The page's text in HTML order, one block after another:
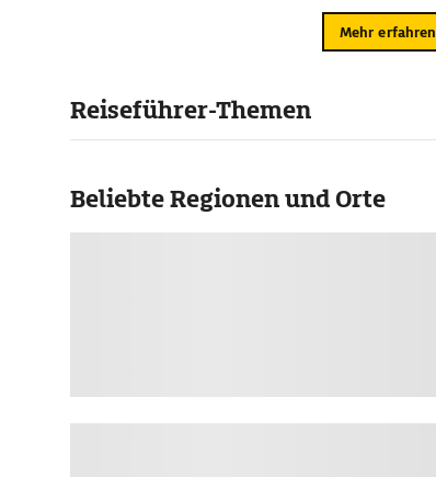
Mehr erfahren
Reiseführer-Themen
Beliebte Regionen und Orte